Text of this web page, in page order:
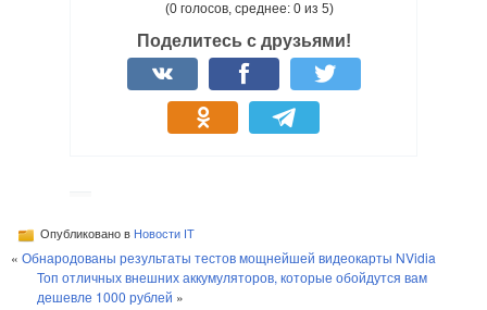
(0 голосов, среднее: 0 из 5)
Поделитесь с друзьями!
Опубликовано в Новости IT
« Обнародованы результаты тестов мощнейшей видеокарты NVidia
Топ отличных внешних аккумуляторов, которые обойдутся вам
дешевле 1000 рублей »